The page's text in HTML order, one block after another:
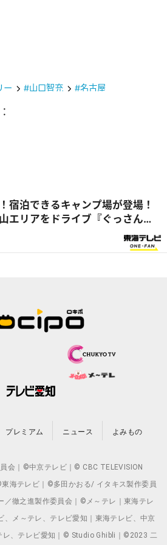
ー #山口智充 #名古屋
宿泊できるキャンプ場が登場！
エリアをドライブ『ぐっさん
プレミアム ニュース よみもの
会｜©中京テレビ｜© CBC TELEVISION
海テレビ｜©多田かおる/ イタキス製作委員
／徹之進製作委員会｜©メ～テレ｜東海テレ
、メ～テレ、テレビ愛知｜東海テレビ、中京
レ、テレビ愛知｜© Studio Ghibli｜©2023 二